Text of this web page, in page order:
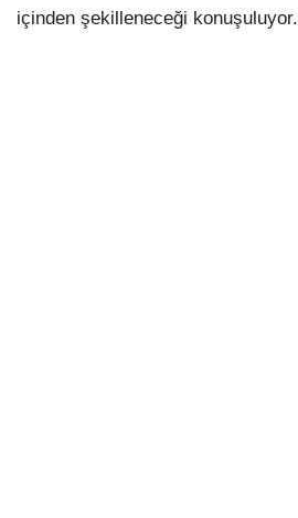
içinden şekilleneceği konuşuluyor.